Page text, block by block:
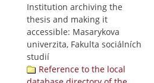
Institution archiving the
thesis and making it
accessible: Masarykova
univerzita, Fakulta sociálních
studií
Reference to the local